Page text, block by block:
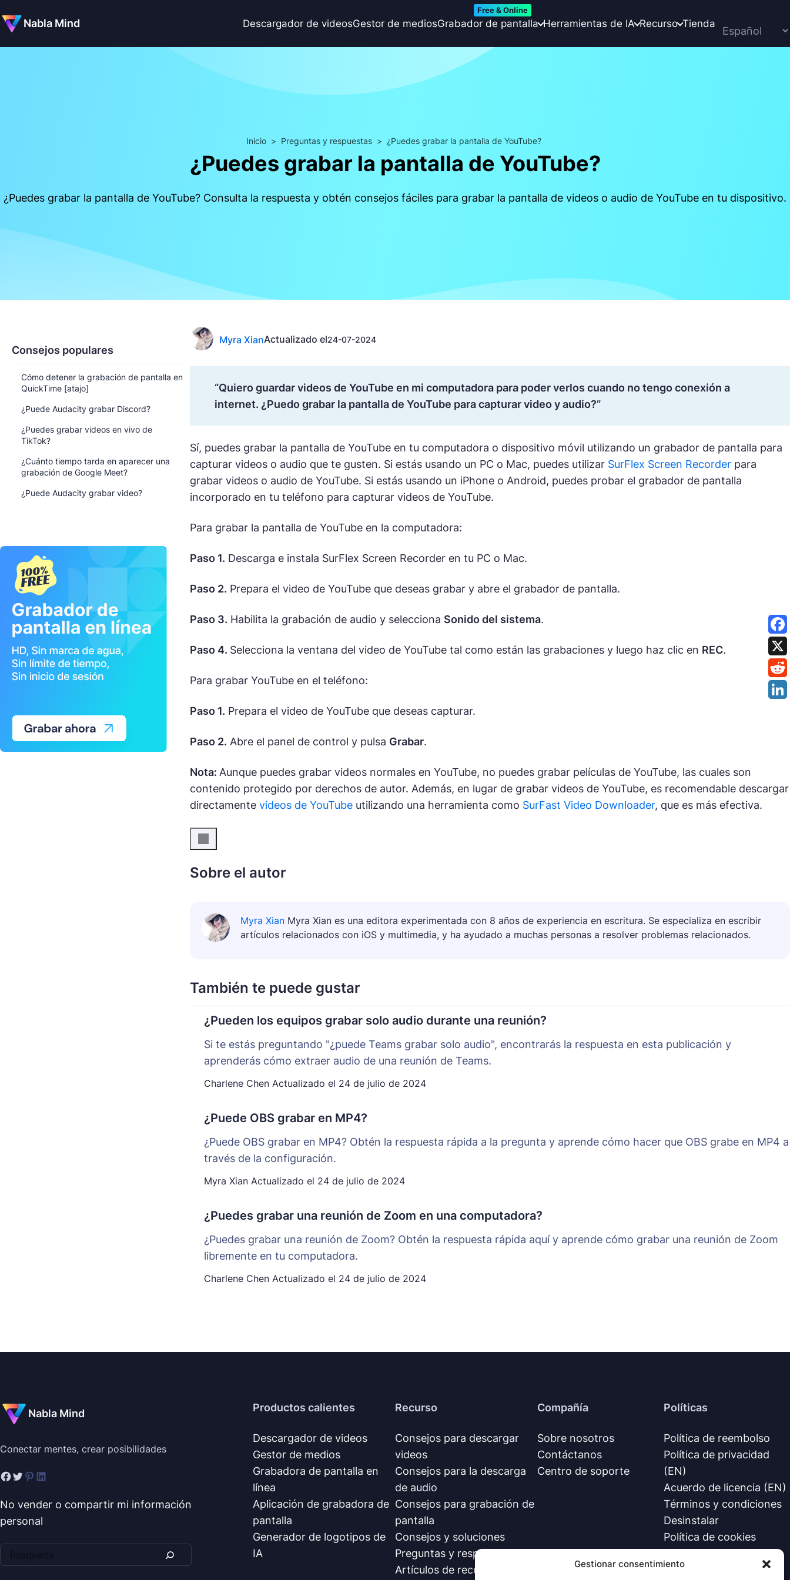
Gestionar consentimiento
Nabla Mind Descargador de videosGestor de mediosGrabador de pantalla
Free & Online
Herramientas de IA Recurso Tienda
Inicio > Preguntas y respuestas > ¿Puedes grabar la pantalla de YouTube?
¿Puedes grabar la pantalla de YouTube?
¿Puedes grabar la pantalla de YouTube? Consulta la respuesta y obtén consejos fáciles para grabar la pantalla de videos o audio de YouTube en tu dispositivo.
Consejos populares
Cómo detener la grabación de pantalla en
QuickTime [atajo]
¿Puede Audacity grabar Discord?
¿Puedes grabar videos en vivo de
TikTok?
¿Cuánto tiempo tarda en aparecer una
grabación de Google Meet?
¿Puede Audacity grabar video?
Myra XianActualizado el24-07-2024
“Quiero guardar videos de YouTube en mi computadora para poder verlos cuando no tengo conexión a
internet. ¿Puedo grabar la pantalla de YouTube para capturar video y audio?”
Sí, puedes grabar la pantalla de YouTube en tu computadora o dispositivo móvil utilizando un grabador de pantalla para
capturar videos o audio que te gusten. Si estás usando un PC o Mac, puedes utilizar SurFlex Screen Recorderpara
grabar videos o audio de YouTube. Si estás usando un iPhone o Android, puedes probar el grabador de pantalla
incorporado en tu teléfono para capturar videos de YouTube.
Para grabar la pantalla de YouTube en la computadora:
Paso 1. Descarga e instala SurFlex Screen Recorder en tu PC o Mac.
Paso 2. Prepara el video de YouTube que deseas grabar y abre el grabador de pantalla.
Paso 3. Habilita la grabación de audio y selecciona Sonido del sistema.
Paso 4. Selecciona la ventana del video de YouTube tal como están las grabaciones y luego haz clic en REC.
Para grabar YouTube en el teléfono:
Paso 1. Prepara el video de YouTube que deseas capturar.
Paso 2. Abre el panel de control y pulsa Grabar.
Nota: Aunque puedes grabar videos normales en YouTube, no puedes grabar películas de YouTube, las cuales son
contenido protegido por derechos de autor. Además, en lugar de grabar videos de YouTube, es recomendable descargar
directamente videos de YouTubeutilizando una herramienta como SurFast Video Downloader, que es más efectiva.
Sobre el autor
Myra Xian Myra Xian es una editora experimentada con 8 años de experiencia en escritura. Se especializa en escribir
artículos relacionados con iOS y multimedia, y ha ayudado a muchas personas a resolver problemas relacionados.
También te puede gustar
¿Pueden los equipos grabar solo audio durante una reunión?
Si te estás preguntando "¿puede Teams grabar solo audio", encontrarás la respuesta en esta publicación y
aprenderás cómo extraer audio de una reunión de Teams.
Charlene ChenActualizado el 24 de julio de 2024
¿Puede OBS grabar en MP4?
¿Puede OBS grabar en MP4? Obtén la respuesta rápida a la pregunta y aprende cómo hacer que OBS grabe en MP4 a
través de la configuración.
Myra XianActualizado el 24 de julio de 2024
¿Puedes grabar una reunión de Zoom en una computadora?
¿Puedes grabar una reunión de Zoom? Obtén la respuesta rápida aquí y aprende cómo grabar una reunión de Zoom
libremente en tu computadora.
Charlene ChenActualizado el 24 de julio de 2024
Nabla Mind
Conectar mentes, crear posibilidades
No vender o compartir mi información
personal
Productos calientes
Descargador de videos
Gestor de medios
Grabadora de pantalla en
línea
Aplicación de grabadora de
pantalla
Generador de logotipos de
IA
Recurso
Consejos para descargar
videos
Consejos para la descarga
de audio
Consejos para grabación de
pantalla
Consejos y soluciones
Preguntas y respuestas
Artículos de recursos
Compañía
Sobre nosotros
Contáctanos
Centro de soporte
Políticas
Política de reembolso
Política de privacidad
(EN)
Acuerdo de licencia (EN)
Términos y condiciones
Desinstalar
Política de cookies